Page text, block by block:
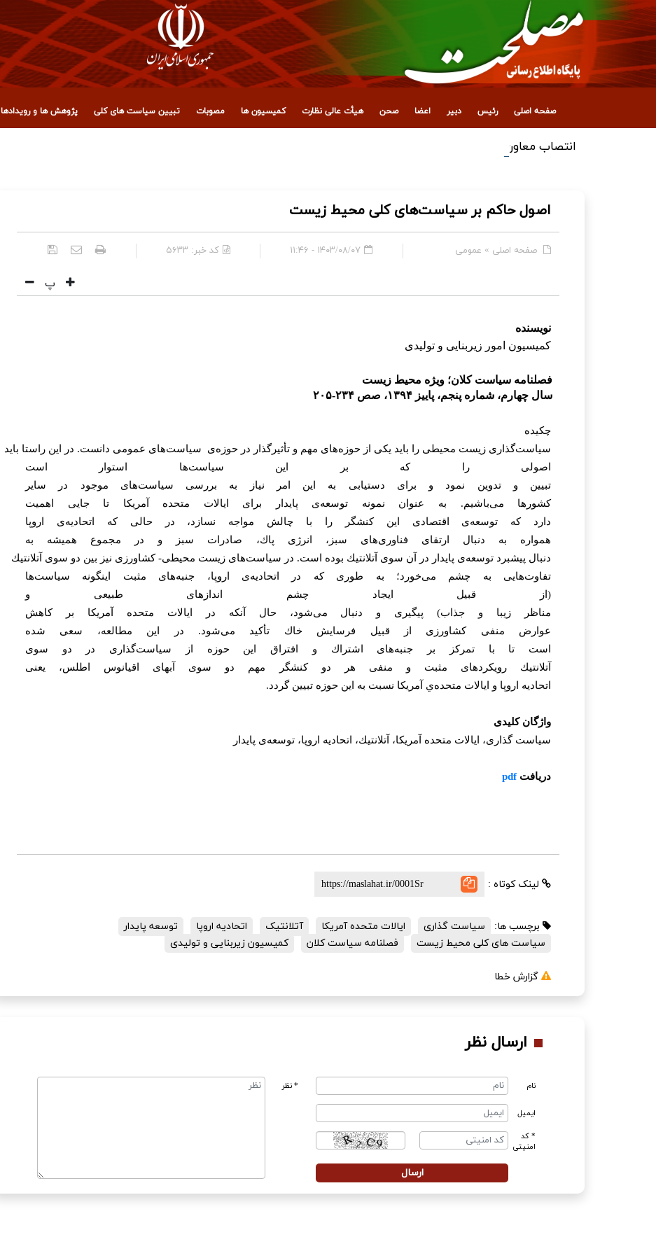
صفحه اصلی رئیس دبیر اعضا صحن هیأت عالی نظارت کمیسیون ها مصوبات تبیین سیاست های کلی پژوهش ها و رویدادها
انتصاب معاون جدید اداری، مالی و پشتیبانی مجمع تشخیص مصلحت نظام
اصول حاکم بر سیاست‌های کلی محیط زیست
صفحه اصلی » عمومی ۱۴۰۳/۰۸/۰۷ - ۱۱:۴۶ کد خبر: ۵۶۳۳
پ
نویسنده
كميسيون امور زيربنايى و توليدى
فصلنامه سیاست کلان؛ ویژه محیط زیست
سال چهارم، شماره پنجم، پاییز ۱۳۹۴، صص ۲۳۴-۲۰۵
چکیده
سیاست‌گذارى زيست محيطى را بايد يكى از حوزه‌هاى مهم و تأثيرگذار در حوزه‌ى سياستهاى عمومى دانست. در اين راستا بايد
اصولى
را كه بر اين سياستها استوار
است
تبيين
و تدوين نمود و براى دستيابى به اين امر نياز به بررسى سياستهاى موجود در
ساير
كشورها
مى‌باشيم. به عنوان نمونه توسعه‌ى پايدار براى ايالات متحده آمريكا تا جايى
اهميت
دارد
كه توسعه‌ى اقتصادى اين كنشگر را با چالش مواجه نسازد، در حالى كه اتحاديه‌ى
اروپا
همواره
به دنبال ارتقاى فناورى‌هاى سبز، انرژى پاك، صادرات سبز و در مجموع
هميشه به
دنبال پيشبرد توسعه‌ى پايدار در آن سوى آتلانتيك بوده است. در سياست‌هاى زيست محيطى- كشاورزى نيز بين دو سوى آتلانتيك
تفاوت‌هايى
به چشم مى‌خورد؛ به طورى كه در اتحاديه‌ى اروپا، جنبه‌هاى مثبت اينگونه
سياست‌ها
(از
قبيل ايجاد چشم اندازهاى
طبيعى و
مناظر
زيبا و جذاب) پيگيرى و دنبال مىشود، حال آنكه در ايالات متحده آمريكا بر
كاهش
عوارض
منفى كشاورزى از قبيل فرسايش خاك تأكيد مى‌شود. در اين مطالعه، سعى
شده
است
تا با تمركز بر جنبه‌هاى اشتراك و افتراق اين حوزه از سياستگذارى در دو
سوى
آتلانتيك
رويكردهاى مثبت و منفى هر دو كنشگر مهم دو سوى آبهاى اقيانوس اطلس،
يعنى
اتحاديه اروپا و ايالات متحده‌ي آمريكا نسبت به اين حوزه تبيين گردد.
واژگان کلیدی
سياست گذارى، ايالات متحده آمريكا، آتلانتيك، اتحاديه اروپا، توسعه‌ى پايدار
دریافتpdf
لینک کوتاه :
برچسب ها: سیاست گذاری ایالات متحده آمریکا آتلانتیک اتحادیه اروپا
توسعه پایدار
سیاست های کلی محیط زیست
فصلنامه سیاست کلان کمیسیون زیربنایی و تولیدی
گزارش خطا
ارسال نظر
نام
ایمیل
* کد
امنیتی
* نظر